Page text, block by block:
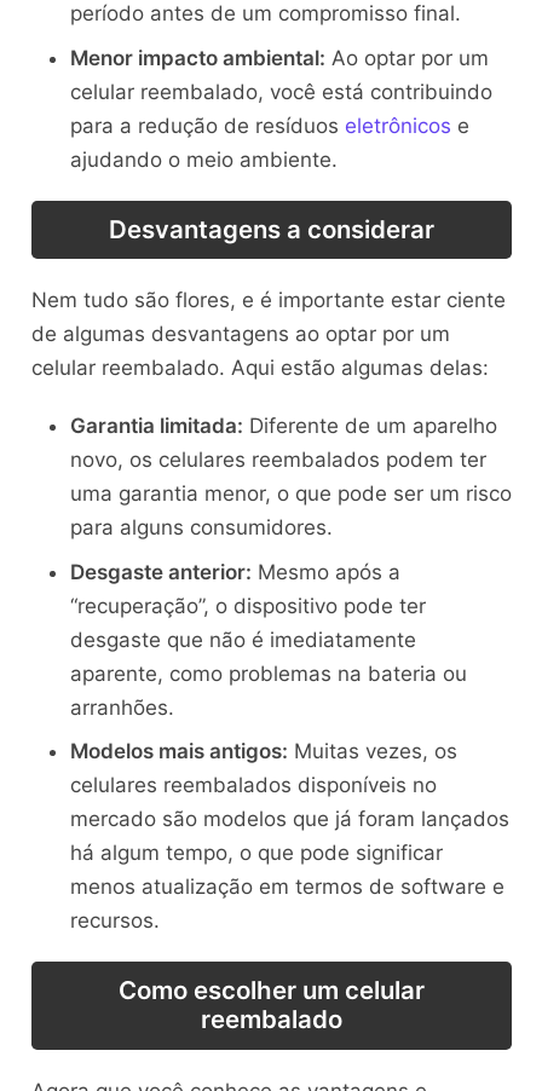
período antes de um compromisso final.
Menor impacto ambiental: Ao optar por um
celular reembalado, você está contribuindo
para a redução de resíduos eletrônicos e
ajudando o meio ambiente.
Desvantagens a considerar
Nem tudo são flores, e é importante estar ciente
de algumas desvantagens ao optar por um
celular reembalado. Aqui estão algumas delas:
Garantia limitada: Diferente de um aparelho
novo, os celulares reembalados podem ter
uma garantia menor, o que pode ser um risco
para alguns consumidores.
Desgaste anterior: Mesmo após a
“recuperação”, o dispositivo pode ter
desgaste que não é imediatamente
aparente, como problemas na bateria ou
arranhões.
Modelos mais antigos: Muitas vezes, os
celulares reembalados disponíveis no
mercado são modelos que já foram lançados
há algum tempo, o que pode significar
menos atualização em termos de software e
recursos.
Como escolher um celular
reembalado